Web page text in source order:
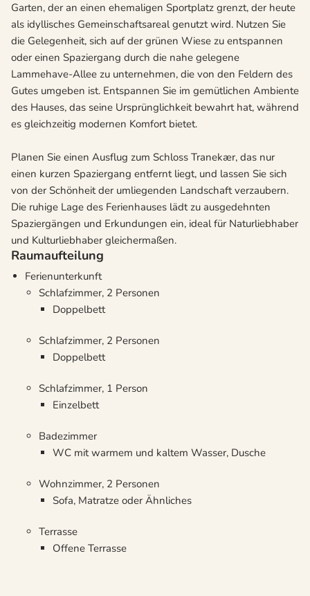
Garten, der an einen ehemaligen Sportplatz grenzt, der heute
als idyllisches Gemeinschaftsareal genutzt wird. Nutzen Sie
die Gelegenheit, sich auf der grünen Wiese zu entspannen
oder einen Spaziergang durch die nahe gelegene
Lammehave-Allee zu unternehmen, die von den Feldern des
Gutes umgeben ist. Entspannen Sie im gemütlichen Ambiente
des Hauses, das seine Ursprünglichkeit bewahrt hat, während
es gleichzeitig modernen Komfort bietet.
Planen Sie einen Ausflug zum Schloss Tranekær, das nur
einen kurzen Spaziergang entfernt liegt, und lassen Sie sich
von der Schönheit der umliegenden Landschaft verzaubern.
Die ruhige Lage des Ferienhauses lädt zu ausgedehnten
Spaziergängen und Erkundungen ein, ideal für Naturliebhaber
und Kulturliebhaber gleichermaßen.
Raumaufteilung
Ferienunterkunft
Schlafzimmer, 2 Personen
Doppelbett
Schlafzimmer, 2 Personen
Doppelbett
Schlafzimmer, 1 Person
Einzelbett
Badezimmer
WC mit warmem und kaltem Wasser, Dusche
Wohnzimmer, 2 Personen
Sofa, Matratze oder Ähnliches
Terrasse
Offene Terrasse